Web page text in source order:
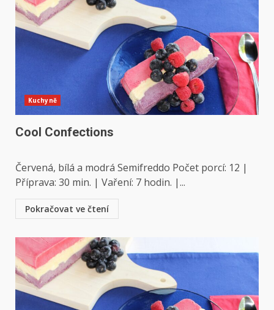
Kuchyně
Cool Confections
Červená, bílá a modrá Semifreddo Počet porcí: 12 |
Příprava: 30 min. | Vaření: 7 hodin. |...
Pokračovat ve čtení